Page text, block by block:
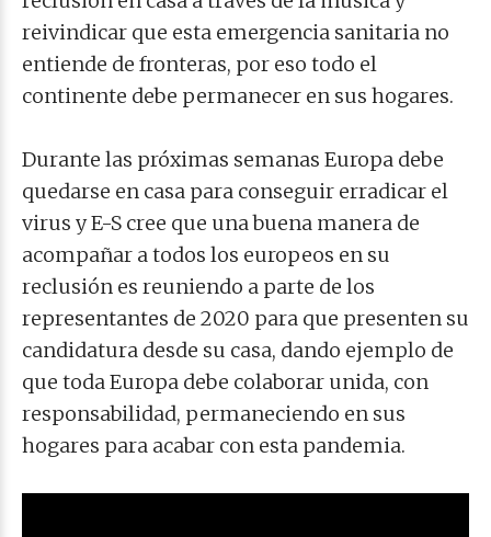
reivindicar que esta emergencia sanitaria no
entiende de fronteras, por eso todo el
continente debe permanecer en sus hogares.
Durante las próximas semanas Europa debe
quedarse en casa para conseguir erradicar el
virus y E-S cree que una buena manera de
acompañar a todos los europeos en su
reclusión es reuniendo a parte de los
representantes de 2020 para que presenten su
candidatura desde su casa, dando ejemplo de
que toda Europa debe colaborar unida, con
responsabilidad, permaneciendo en sus
hogares para acabar con esta pandemia.